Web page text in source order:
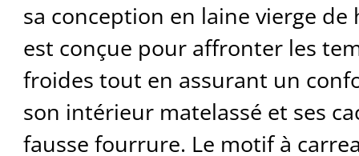
sa conception en laine vierge de
est conçue pour affronter les
froides tout en assurant un
son intérieur matelassé et ses
fausse fourrure. Le motif à